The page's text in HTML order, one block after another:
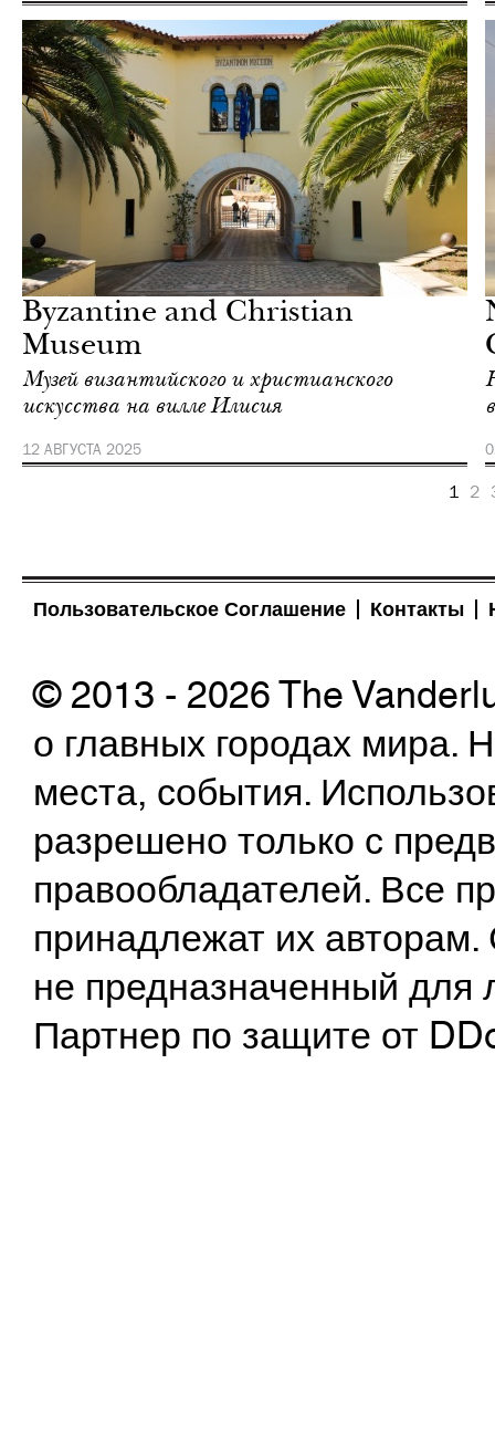
Byzantine and Christian
Museum
Музей византийского и христианского
искусства на вилле Илисия
12 АВГУСТА 2025
1 2
Пользовательское Соглашение Контакты
© 2013 - 2026 The
о главных городах
места, события.
разрешено только с
правообладателей. Все
принадлежат их
не предназначенный
Партнер по защите от